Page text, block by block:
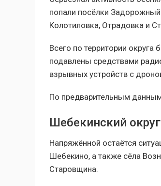
попали посёлки Задорожный
Колотиловка, Отрадовка и
Всего по территории
подавлены средствами
взрывных устройств с
По предварительным
Шебекинский округ
Напряжённой остаётся
Шебекино, а также сёла
Старовщина.